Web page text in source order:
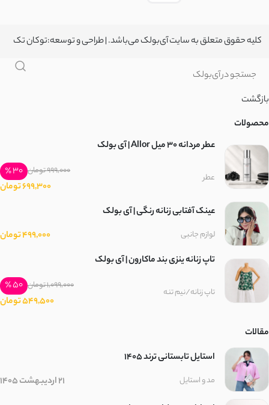
کلیه حقوق متعلق به سایت آی‌بولک می‌باشد. | طراحی و توسعه:توکان تک
بازگشت
محصولات
عطر مردانه 30 میل Allor | آی بولک
عطر
999,000 تومان
30 ٪
699,300 تومان
عینک آفتابی زنانه رنگی | آی بولک
لوازم جانبی
499,000 تومان
تاپ زنانه ینزی بند ماکارون | آی بولک
تاپ زنانه/نیم تنه
1,099,000 تومان
50 ٪
549,500 تومان
مقالات
استایل تابستانی ترند ۱۴۰۵
مد و استایل
21 اردیبهشت 1405